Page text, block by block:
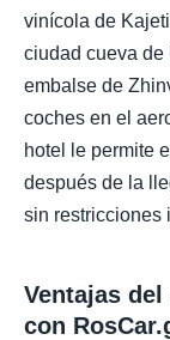
vinícola de
ciudad cueva de
embalse de
coches en el
hotel le permite
después de la
sin restricciones
Ventajas
con